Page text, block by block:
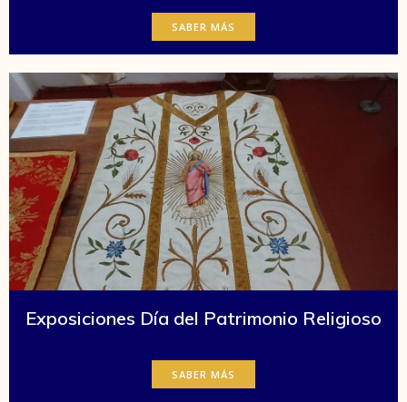
SABER MÁS
Exposiciones Día del Patrimonio Religioso
SABER MÁS